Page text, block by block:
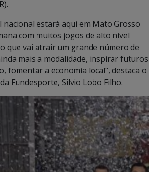
nacional estará aqui em Mato Grosso
com muitos jogos de alto nível
que vai atrair um grande número de
mais a modalidade, inspirar futuros
fomentar a economia local”, destaca o
Fundesporte, Silvio Lobo Filho.